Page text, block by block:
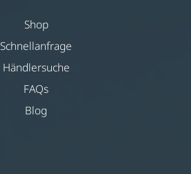
Shop
Schnellanfrage
Händlersuche
FAQs
Blog